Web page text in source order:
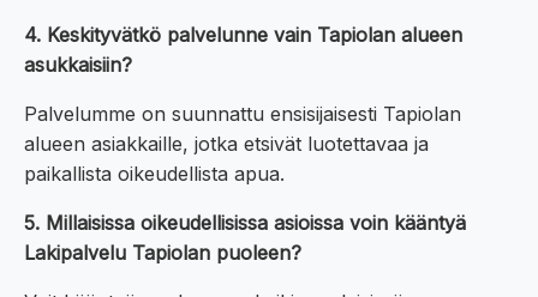
4. Keskityvätkö palvelunne vain Tapiolan alueen
asukkaisiin?
Palvelumme on suunnattu ensisijaisesti Tapiolan
alueen asiakkaille, jotka etsivät luotettavaa ja
paikallista oikeudellista apua.
5. Millaisissa oikeudellisissa asioissa voin kääntyä
Lakipalvelu Tapiolan puoleen?